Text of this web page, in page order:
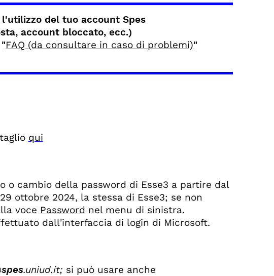
del tuo account Spes
account bloccato, ecc.)
FAQ (da consultare in caso di problemi)"
qui
o cambio della password di Esse3 a partire dal
ottobre 2024, la stessa di Esse3; se non
voce Password nel menu di sinistra.
dall'interfaccia di login di Microsoft.
spes.uniud.it; si può usare anche